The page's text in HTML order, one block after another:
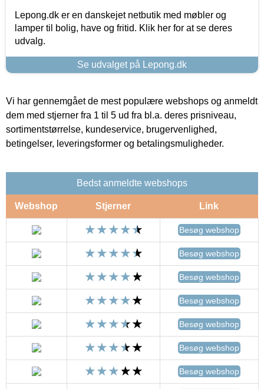
Lepong.dk er en danskejet netbutik med møbler og
lamper til bolig, have og fritid. Klik her for at se deres
udvalg.
Se udvalget på Lepong.dk
Vi har gennemgået de mest populære webshops og anmeldt
dem med stjerner fra 1 til 5 ud fra bl.a. deres prisniveau,
sortimentstørrelse, kundeservice, brugervenlighed,
betingelser, leveringsformer og betalingsmuligheder.
Bedst anmeldte webshops
Webshop Stjerner Link
Besøg webshop
Besøg webshop
Besøg webshop
Besøg webshop
Besøg webshop
Besøg webshop
Besøg webshop